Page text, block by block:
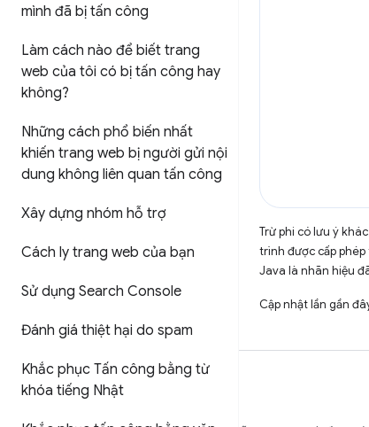
mình đã bị tấn công
Làm cách nào để biết trang
web của tôi có bị tấn công hay
không?
Những cách phổ biến nhất
khiến trang web bị người gửi nội
dung không liên quan tấn công
Xây dựng nhóm hỗ trợ
Cách ly trang web của bạn
Sử dụng Search Console
Đánh giá thiệt hại do spam
Khắc phục Tấn công bằng từ
khóa tiếng Nhật
Trừ phi có lưu ý
trình được cấp
Java là nhãn hiệu
Cập nhật lần gần